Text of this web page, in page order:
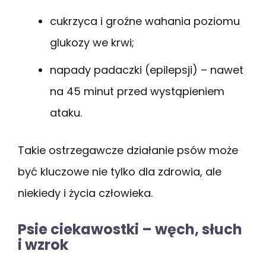
cukrzyca i groźne wahania poziomu
glukozy we krwi;
napady padaczki (epilepsji) – nawet
na 45 minut przed wystąpieniem
ataku.
Takie ostrzegawcze działanie psów może
być kluczowe nie tylko dla zdrowia, ale
niekiedy i życia człowieka.
Psie ciekawostki – węch, słuch
i wzrok